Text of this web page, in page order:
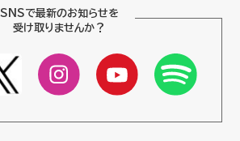
SNSで最新のお知らせを
受け取りませんか？